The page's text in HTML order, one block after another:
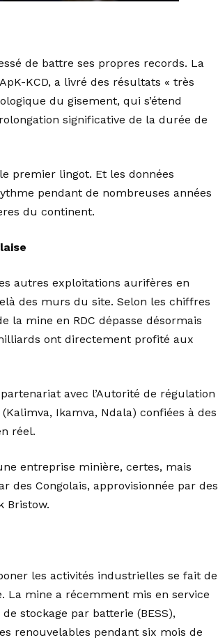
de battre ses propres records. La
KCD, a livré des résultats « très
du gisement, qui s’étend
significative de la durée de
premier lingot. Et les données
pendant de nombreuses années
du continent.
autres exploitations aurifères en
des murs du site. Selon les chiffres
la mine en RDC dépasse désormais
ont directement profité aux
avec l’Autorité de régulation
Ikamva, Ndala) confiées à des
réel.
entreprise minière, certes, mais
des Congolais, approvisionnée par des
Bristow.
les activités industrielles se fait de
La mine a récemment mis en service
stockage par batterie (BESS),
renouvelables pendant six mois de